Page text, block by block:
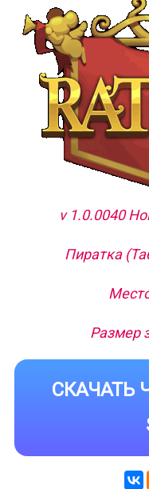
v 1.0.0040
Пиратка
Размер
СКАЧАТЬ